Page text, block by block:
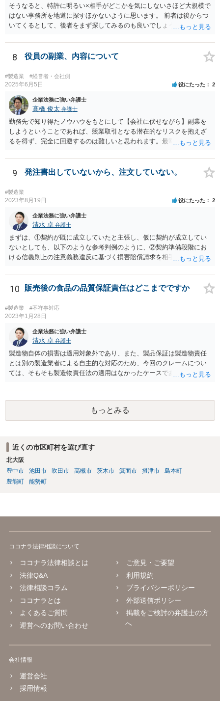
め、会社との価格交渉がまとまらない場合には、第三者への譲渡を前
提とした譲渡承認請求という手続を検討する余地があるかどうかを含
めて整理することになります。もっとも、具体的な対応は、定款の内
た検討が必要となります。 （会社側から見た手続等については、拙筆
ではありますが、下記が参考になるかもしれません。 https://keiyaku-
watch.jp/chokoben/media/transfer-restrictedstock） なお、弁護士を探
す場合の検索ワードとしては、「会社法 弁護士」「企業法務 弁護
士」「株式買取 弁護士」「株式評価 弁護士」「少数株主 弁護
分野に含まれることが多いため、企業法務や会社法を取り扱っている
弁護士を探すのが一般的でしょう。
そうなると、特許に明るい×相手がどこかを気にしないさほど大規模で
はない事務所を地道に探すほかないように思います。 前者は後からつ
いてくるとして、後者をまず探してみるのも良いでしょう。
8 役員の副業、内容について
#製造業 #経営者・会社側
2025年6月5日 役にたった 2
企業法務に強い弁護士
髙橋 俊太 弁護士
勤務先で知り得たノウハウをもとにして【会社に伏せながら】副業を
しようということであれば、競業取引となる潜在的なリスクを抱えざ
るを得ず、完全に回避するのは難しいと思われます。最寄りの弁護士
たします。
9 発注書出していないから、注文していない。
#製造業
2023年8月19日 役にたった 2
企業法務に強い弁護士
清水 卓 弁護士
まずは、①契約が既に成立していたと主張し、仮に契約が成立してい
ないとしても、以下のような参考判例のように、②契約準備段階にお
ける信義則上の注意義務違反に基づく損害賠償請求を相手会社にして
旨】 https://www.courts.go.jp/app/hanrei_jp/detail2?id=34183 「ＸがＡ
の意向を受けて開発，製造したゲーム機を順次ＸからＹ，ＹからＡに
継続的に販売する旨の契約が，締結の直前にＡが突然ゲーム機の改良
要求をしたことによって締結に至らなかった場合において，Ｙが，開
発等の続行に難色を示すＸに対し，Ａから具体的な発注を受けていな
り，具体的な発注内容を記載した発注書及び条件提示書を交付するな
どし，ゲーム機の売買契約が確実に締結されるとの過大な期待を抱か
せてゲーム機の開発，製造に至らせたなど判示の事情の下では，Ｙ
は，Ｘに対する契約準備段階における信義則上の注意義務に違反した
ものとして，これによりＸに生じた損害を賠償する責任を負う。」
10 販売後の食品の品質保証責任はどこまでですか
#製造業 #不祥事対応
2023年1月28日
企業法務に強い弁護士
清水 卓 弁護士
製造物自体の損害は適用対象外であり、また、製品保証は製造物責任
とは別の製造業者による自主的な対応のため、今回のクレームについ
ては、そもそも製造物責任法の適用はなかったケースである可能性が
行為責任、契約不適合責任、債務不履行責任等の問題が生じる可能性
が、ありますが、そのためには、被害者側で加害者の過失や品質の契
約不適合等を立証する必要があります。 今回のケースのように、販
売（11月）からクレーム（翌年1月中旬）までの間に２ヶ月程度の期間
い状態であり、果たしてお客様側で貴社の過失や商品の品質の契約不
適合を立証できたのか疑義があるように思います。 貴社は、製造及
び通販等での販売をなされているようであり、購入するお客様（消費
者）の層•範囲も県内に留まらない全国規模の可能性もあるのではない
予防法務も心掛けてみて下さい。
もっとみる
近くの市区町村を選び直す
北大阪
豊中市
池田市 吹田市 高槻市 茨木市 箕面市 摂津市
島本町
豊能町
能勢町
ココナラ法律相談について
ココナラ法律相談とは
法律Q&A
法律相談コラム
ココナラとは
よくあるご質問
運営へのお問い合わせ
ご意見・ご要望
利用規約
プライバシーポリシー
外部送信ポリシー
掲載をご検討の弁護士の方
へ
会社情報
運営会社
採用情報